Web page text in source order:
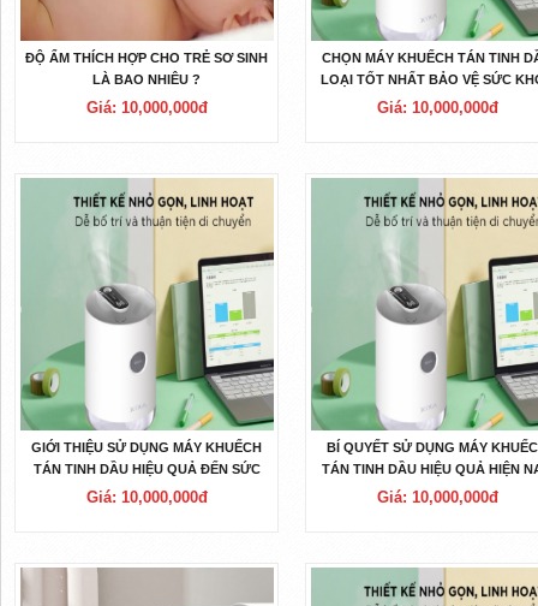
ĐỘ ẨM THÍCH HỢP CHO TRẺ SƠ SINH
LÀ BAO NHIÊU ?
Giá: 10,000,000đ
CHỌN MÁY KHUẾCH TÁN TINH
LOẠI TỐT NHẤT BẢO VỆ SỨC
?
Giá: 10,000,000đ
GIỚI THIỆU SỬ DỤNG MÁY KHUẾCH
TÁN TINH DẦU HIỆU QUẢ ĐẾN SỨC
KHỎE.
Giá: 10,000,000đ
BÍ QUYẾT SỬ DỤNG MÁY
TÁN TINH DẦU HIỆU QUẢ HIỆN
Giá: 10,000,000đ